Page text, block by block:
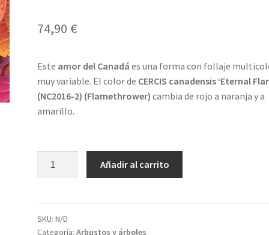
74,90 €
Este amor del Canadá es una forma con follaje
muy variable. El color de CERCIS canadensis ‘Eternal
(NC2016-2) (Flamethrower) cambia de rojo a naranja y a
amarillo.
(NC2016-
Añadir al carrito
SKU:N/D
Categoría:Arbustos y árboles